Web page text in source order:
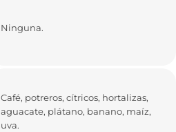
Ninguna.
Café, potreros, cítricos, hortalizas,
aguacate, plátano, banano, maíz,
uva.